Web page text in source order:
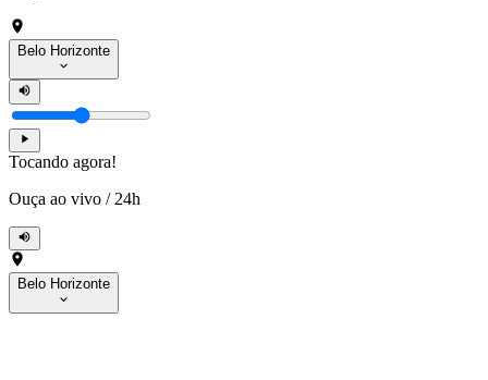
Belo Horizonte
Tocando agora!
Ouça ao vivo / 24h
Belo Horizonte